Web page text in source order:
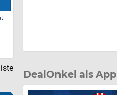
DealOnkel als App